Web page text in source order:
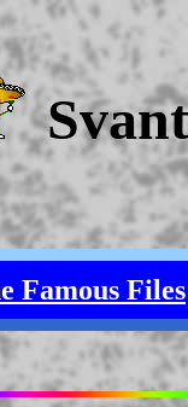
Famous Files